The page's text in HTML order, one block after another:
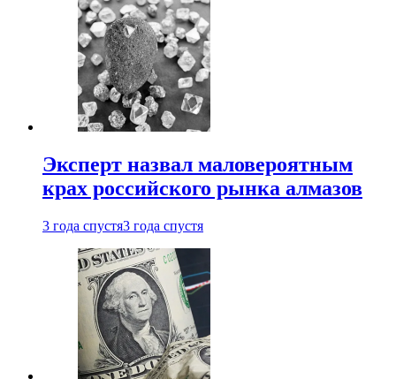
Эксперт назвал маловероятным
крах российского рынка алмазов
3 года спустя3 года спустя